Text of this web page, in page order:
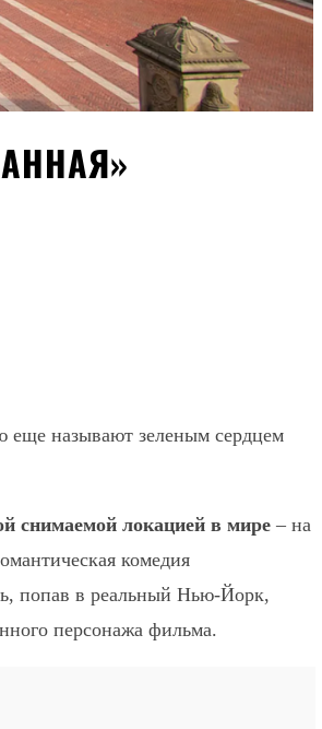
еще называют зеленым сердцем
снимаемой локацией в мире – на
комедия
попав в реальный Нью-Йорк,
персонажа фильма.